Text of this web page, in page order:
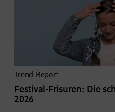
Trend-Report
Festival-Frisuren: Die
2026